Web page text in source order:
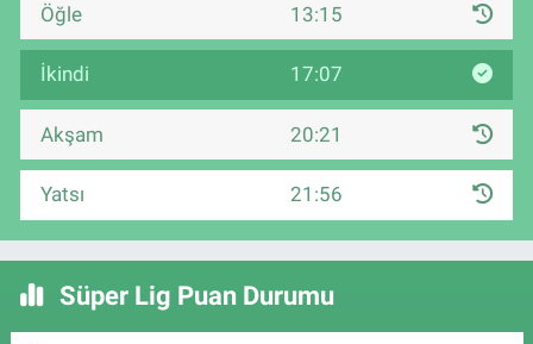
Öğle 13:15
İkindi 17:07
Akşam 20:21
Yatsı 21:56
Süper Lig Puan Durumu